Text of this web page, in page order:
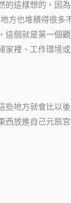
這樣想的，因
方也堆積得很多
個就是第一個
裡、工作環境
地方就會比以
放進自己元辰